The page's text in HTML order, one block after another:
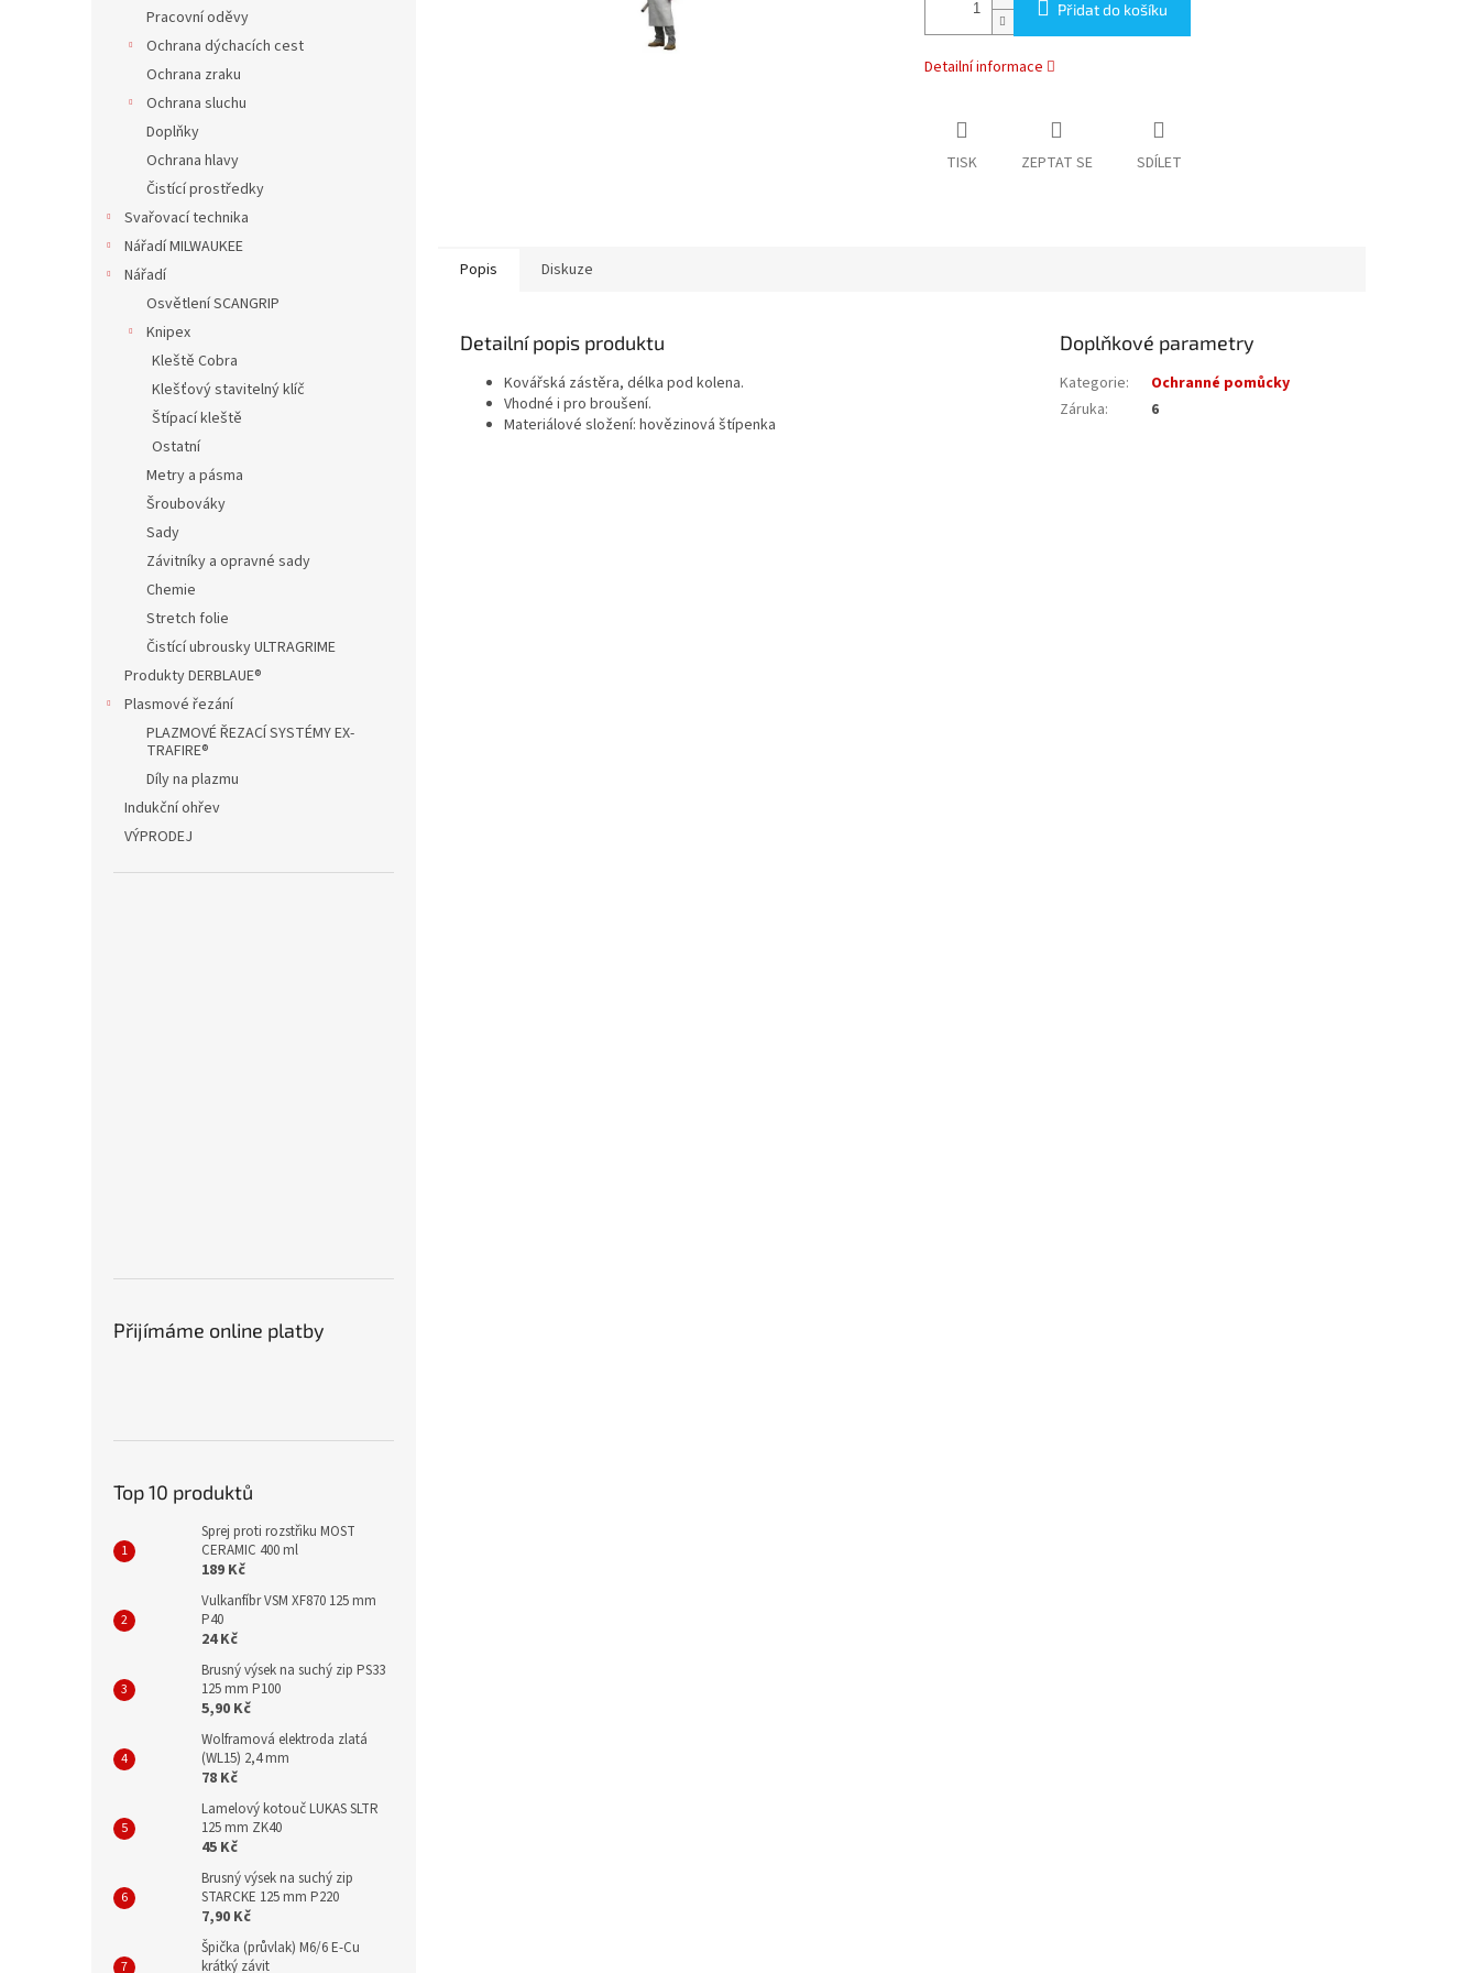
Pracovní oděvy
Ochrana dýchacích cest
Ochrana zraku
Ochrana sluchu
Doplňky
Ochrana hlavy
Čistící prostředky
Svařovací technika
Nářadí MILWAUKEE
Nářadí
Osvětlení SCANGRIP
Knipex
Kleště Cobra
Klešťový stavitelný klíč
Štípací kleště
Ostatní
Metry a pásma
Šroubováky
Sady
Závitníky a opravné sady
Chemie
Stretch folie
Čistící ubrousky ULTRAGRIME
Produkty DERBLAUE®
Plasmové řezání
PLAZMOVÉ ŘEZACÍ SYSTÉMY EX-
TRAFIRE®
Díly na plazmu
Indukční ohřev
VÝPRODEJ
Přijímáme online platby
Top 10 produktů
Sprej proti rozstřiku MOST
CERAMIC 400 ml
189 Kč
Vulkanfíbr VSM XF870 125 mm
P40
24 Kč
Brusný výsek na suchý zip PS33
125 mm P100
5,90 Kč
Wolframová elektroda zlatá
(WL15) 2,4 mm
78 Kč
Lamelový kotouč LUKAS SLTR
125 mm ZK40
45 Kč
Brusný výsek na suchý zip
STARCKE 125 mm P220
7,90 Kč
Špička (průvlak) M6/6 E-Cu
krátký závit
Přidat do košíku
Detailní informace
TISK ZEPTAT SE SDÍLET
Popis Diskuze
Detailní popis produktu
Kovářská zástěra, délka pod kolena.
Vhodné i pro broušení.
Materiálové složení: hovězinová štípenka
Doplňkové parametry
Kategorie:
Ochranné pomůcky
Záruka: 6